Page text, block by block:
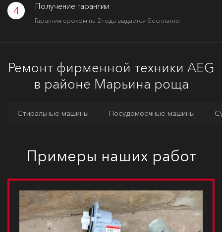
4 Получение гарантии
Гарантия сроком на 2 года выдается бесплатно
Ремонт фирменной техники AEG
в районе Марьина роща
Стиральные машины Посудомоечные машины
Примеры наших работ